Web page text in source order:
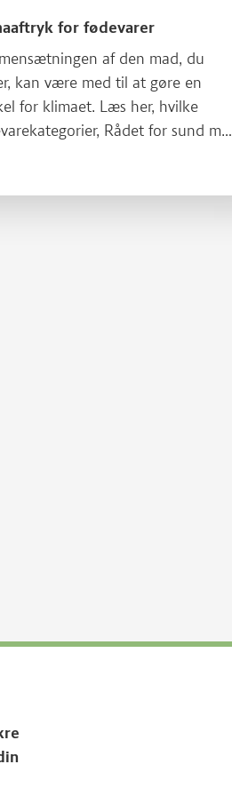
for fødevarer
af den mad, du
kan være med til at gøre en
for klimaet. Læs her, hvilke
Rådet for sund mad